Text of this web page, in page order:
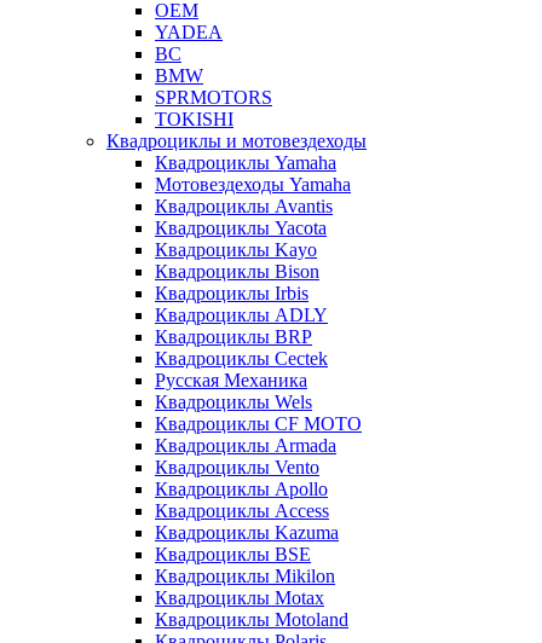
OEM
YADEA
BC
BMW
SPRMOTORS
TOKISHI
Квадроциклы и мотовездеходы
Квадроциклы Yamaha
Мотовездеходы Yamaha
Квадроциклы Avantis
Квадроциклы Yacota
Квадроциклы Kayo
Квадроциклы Bison
Квадроциклы Irbis
Квадроциклы ADLY
Квадроциклы BRP
Квадроциклы Cectek
Русская Механика
Квадроциклы Wels
Квадроциклы CF MOTO
Квадроциклы Armada
Квадроциклы Vento
Квадроциклы Apollo
Квадроциклы Access
Квадроциклы Kazuma
Квадроциклы BSE
Квадроциклы Mikilon
Квадроциклы Motax
Квадроциклы Motoland